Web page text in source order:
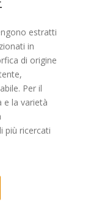
estratti
in
di origine
Per il
e la varietà
più ricercati